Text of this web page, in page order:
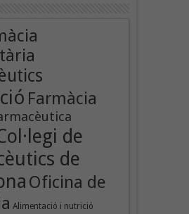
Farmàcia
de
de
Oficina de
Alimentació i nutrició